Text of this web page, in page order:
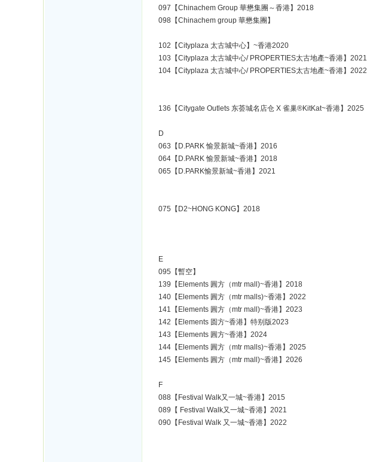
097【Chinachem Group 華懋集團～香港】2018
098【Chinachem group 華懋集團】
102【Cityplaza 太古城中心】~香港2020
103【Cityplaza 太古城中心/ PROPERTIES太古地產~香港】2021
104【Cityplaza 太古城中心/ PROPERTIES太古地產~香港】2022
136【Citygate Outlets 东荟城名店仓 X 雀巢®KitKat~香港】2025
D
063【D.PARK 愉景新城~香港】2016
064【D.PARK 愉景新城~香港】2018
065【D.PARK愉景新城~香港】2021
075【D2~HONG KONG】2018
E
095【暫空】
139【Elements 圓方（mtr mall)~香港】2018
140【Elements 圓方（mtr malls)~香港】2022
141【Elements 圓方（mtr mall)~香港】2023
142【Elements 圆方~香港】特别版2023
143【Elements 圓方~香港】2024
144【Elements 圓方（mtr malls)~香港】2025
145【Elements 圓方（mtr mall)~香港】2026
F
088【Festival Walk又一城~香港】2015
089【 Festival Walk又一城~香港】2021
090【Festival Walk 又一城~香港】2022